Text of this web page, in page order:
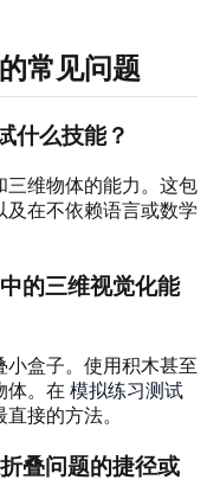
常见问题
什么技能？
三维物体的能力。这包
在不依赖语言或数学
的三维视觉化能
小盒子。使用积木甚至
体。在 模拟练习测试
接的方法。
叠问题的捷径或